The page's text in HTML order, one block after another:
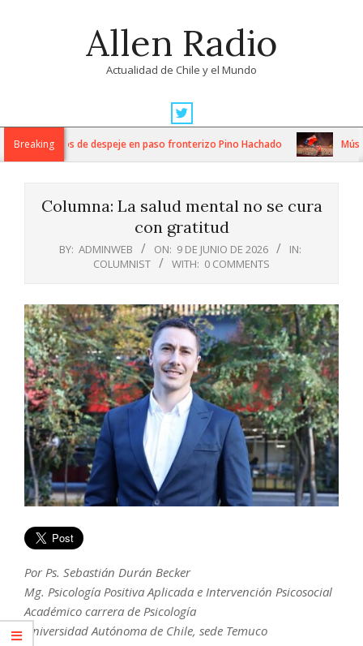
Allen Radio
Actualidad de Chile y el Mundo
Navigation
MenuBreaking
trabajos de despeje en paso fronterizo Pino Hachado Música:
Columna: La salud mental no se cura
con gratitud
BY: ADMINWEB ON: 9 DE JUNIO DE 2026
IN:
COLUMNIST
WITH: 0 COMMENTS
Por Ps. Sebastián Durán Becker
Mg. Psicología Positiva Aplicada e Intervención Psicosocial
Académico carrera de Psicología
Universidad Autónoma de Chile, sede Temuco